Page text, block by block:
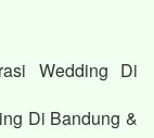
Wedding Di
Di Bandung &